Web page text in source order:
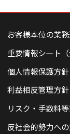
こ
お客様本位の業
重要情報シート（
個人情報保護方針
利益相反管理方針
リスク・手数料
反社会的勢力へ